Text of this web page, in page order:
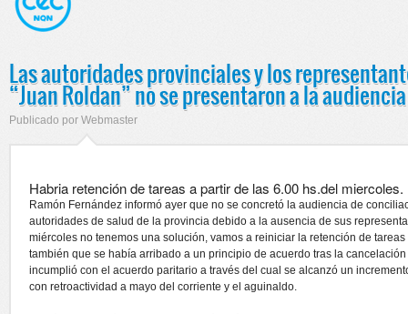
Las autoridades provinciales y los
“Juan Roldan” no se presentaron a la
Publicado por Webmaster
Habria retención de tareas a partir de las 6.00 hs.del miercoles.
Ramón Fernández informó ayer que no se concretó la audiencia de
autoridades de salud de la provincia debido a la ausencia de sus
miércoles no tenemos una solución, vamos a reiniciar la retención de
también que se había arribado a un principio de acuerdo tras la
incumplió con el acuerdo paritario a través del cual se alcanzó un
con retroactividad a mayo del corriente y el aguinaldo.